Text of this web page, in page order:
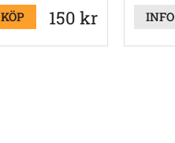
150 kr
KÖP INFO